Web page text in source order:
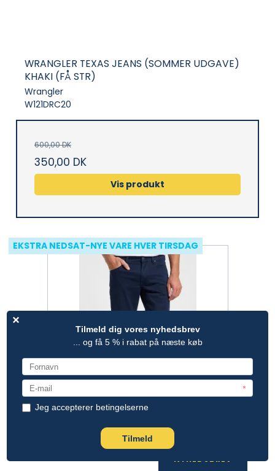
WRANGLER TEXAS JEANS (SOMMER UDGAVE)
KHAKI (FÅ STR)
Wrangler
W121DRC20
600,00 DK
350,00 DK
Vis produkt
EKSTRA NEDSAT-NYE VARE HVER TIRSDAG
NYHEDSBREV